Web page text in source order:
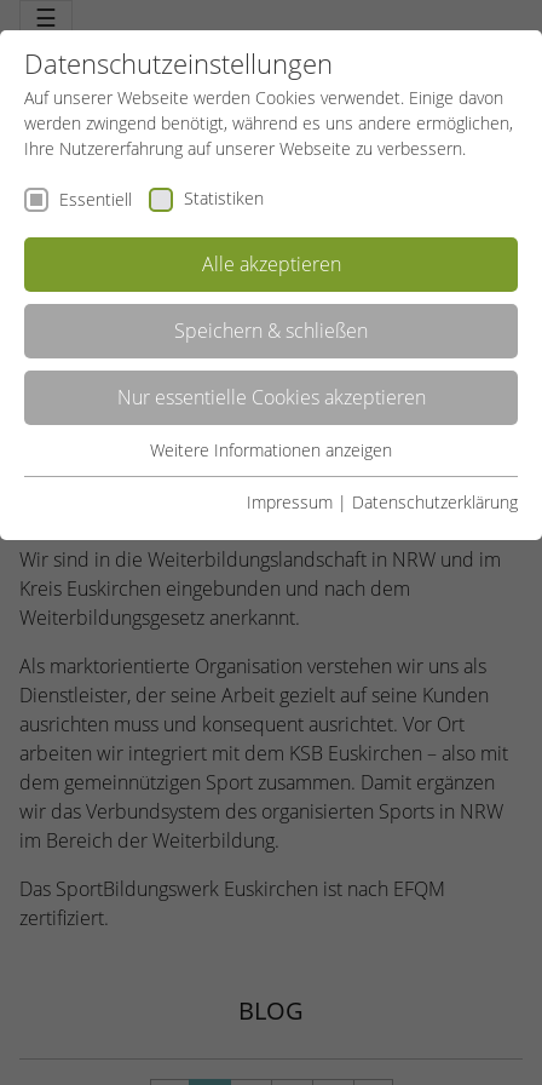
☰
SPORTBILDUNGSWERK EUSKIRCHEN
Das SportBildungswerk Euskirchen ist als Außenstelle des
SportBildungswerkes NRW der Spezialist für Bildung und
Qualifizierung im Bereich Sport, Bewegung und
Gesundheit im Kreis Euskirchen.
Wir sind in die Weiterbildungslandschaft in NRW und im
Kreis Euskirchen eingebunden und nach dem
Weiterbildungsgesetz anerkannt.
Als marktorientierte Organisation verstehen wir uns als
Dienstleister, der seine Arbeit gezielt auf seine Kunden
ausrichten muss und konsequent ausrichtet. Vor Ort
arbeiten wir integriert mit dem KSB Euskirchen – also mit
dem gemeinnützigen Sport zusammen. Damit ergänzen
wir das Verbundsystem des organisierten Sports in NRW
im Bereich der Weiterbildung.
Das SportBildungswerk Euskirchen ist nach EFQM
zertifiziert.
BLOG
Datenschutzeinstellungen
Auf unserer Webseite werden Cookies verwendet. Einige davon
werden zwingend benötigt, während es uns andere ermöglichen,
Ihre Nutzererfahrung auf unserer Webseite zu verbessern.
Essentiell Statistiken
Alle akzeptieren
Speichern & schließen
Nur essentielle Cookies akzeptieren
Essentielle Cookies werden für grundlegende Funktionen der
Webseite einwandfrei funktioniert.
Name cookie_optin
Laufzeit 1 Jahr
Zweck
Enthält die gewählten Cookie-
Einstellungen.
Anbieter
Dieses Cookie ist ein Standard-Session-
Cookie-Informationen anzeigen
Statistiken
Diese Gruppe beinhaltet alle Skripte für analytisches Tracking
und zugehörige Cookies. Es hilft uns die Nutzererfahrung der
Website zu verbessern.
Name _ga
Anbieter Google Analytics
Laufzeit 2 Jahre
Besucher-, Sitzungs- und Kampagnendaten
Cookie-Informationen anzeigen
Weitere Informationen anzeigen
Impressum | Datenschutzerklärung